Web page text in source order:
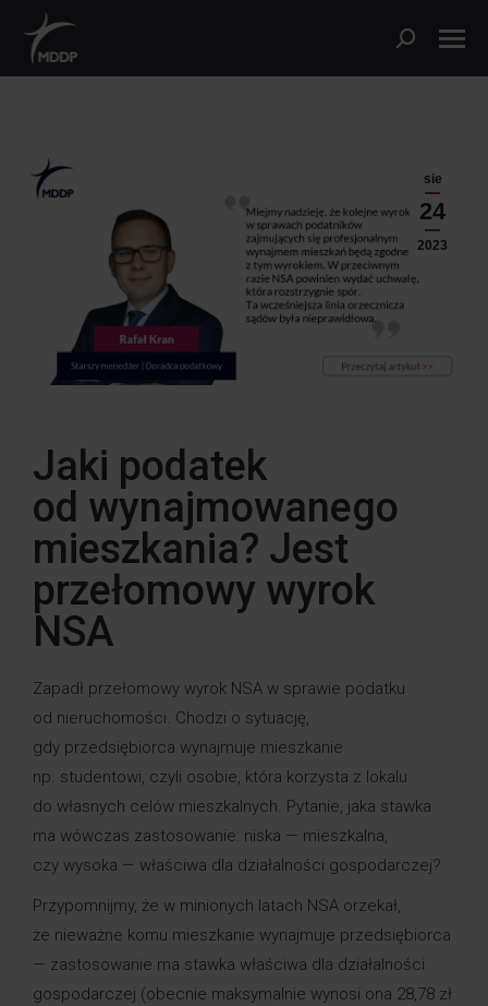
sie
24
2023
Jaki podatek
od wynajmowanego
mieszkania? Jest
przełomowy wyrok
NSA
Zapadł przełomowy wyrok NSA w sprawie podatku
od nieruchomości. Chodzi o sytuację,
gdy przedsiębiorca wynajmuje mieszkanie
np. studentowi, czyli osobie, która korzysta z lokalu
do własnych celów mieszkalnych. Pytanie, jaka stawka
ma wówczas zastosowanie: niska — mieszkalna,
czy wysoka — właściwa dla działalności gospodarczej?
Przypomnijmy, że w minionych latach NSA orzekał,
że nieważne komu mieszkanie wynajmuje przedsiębiorca
— zastosowanie ma stawka właściwa dla działalności
gospodarczej (obecnie maksymalnie wynosi ona 28,78 zł